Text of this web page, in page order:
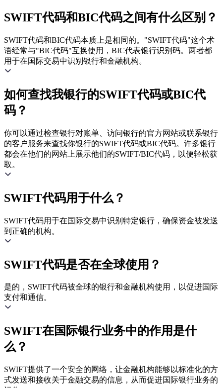
SWIFT代码和BIC代码之间有什么区别？
SWIFT代码和BIC代码本质上是相同的。"SWIFT代码"这个术
语经常与"BIC代码"互换使用，BIC代表银行识别码。两者都
用于在国际交易中识别银行和金融机构。
如何查找我银行的SWIFT代码或BIC代
码？
你可以通过检查银行对账单、访问银行的官方网站或联系银行
的客户服务来查找你银行的SWIFT代码或BIC代码。许多银行
都会在他们的网站上展示他们的SWIFT/BIC代码，以便轻松获
取。
SWIFT代码用于什么？
SWIFT代码用于在国际交易中识别特定银行，确保资金被发送
到正确的机构。
SWIFT代码是否在全球使用？
是的，SWIFT代码被全球的银行和金融机构使用，以促进国际
支付和通信。
SWIFT在国际银行业务中的作用是什
么？
SWIFT提供了一个安全的网络，让金融机构能够以标准化的方
式发送和接收关于金融交易的信息，从而促进国际银行业务的